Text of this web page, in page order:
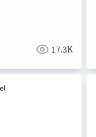
17.3K